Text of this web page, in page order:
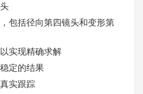
包括径向第四镜头和变形第
实现精确求解
定的结果
实跟踪